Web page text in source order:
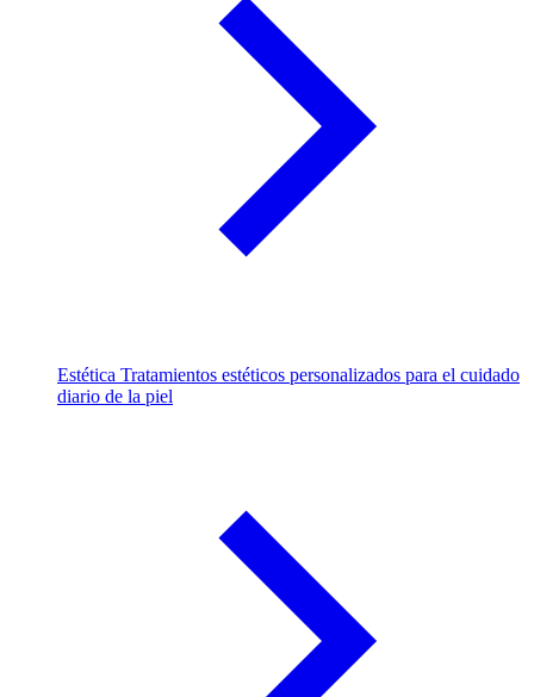
Estética Tratamientos estéticos personalizados para el cuidado
diario de la piel